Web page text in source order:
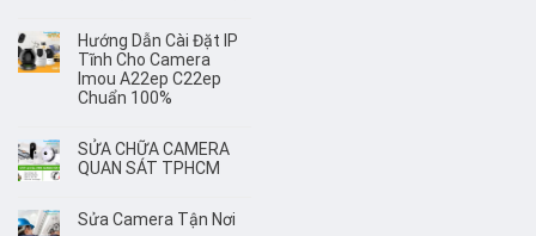
Hướng Dẫn Cài Đặt IP
Tĩnh Cho Camera
Imou A22ep C22ep
Chuẩn 100%
SỬA CHỮA CAMERA
QUAN SÁT TPHCM
Sửa Camera Tận Nơi